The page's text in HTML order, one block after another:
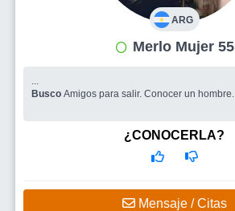
ARG
Merlo Mujer 55
...
Busco Amigos para salir. Conocer un hombre.
¿CONOCERLA?
Mensaje / Citas